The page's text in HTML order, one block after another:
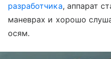
разработчика, аппарат
маневрах и хорошо
осям.